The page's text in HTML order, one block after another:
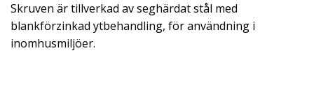
Skruven är tillverkad av seghärdat stål med
blankförzinkad ytbehandling, för användning i
inomhusmiljöer.